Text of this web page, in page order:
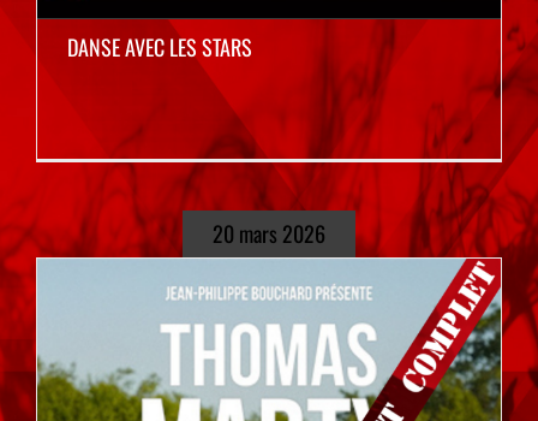
DANSE AVEC LES STARS
20 mars 2026